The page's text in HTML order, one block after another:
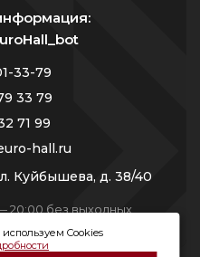
33-79
33 79
71 99
hall.ru
Куйбышева, д. 38/40
20:00 без выходных
Cookies